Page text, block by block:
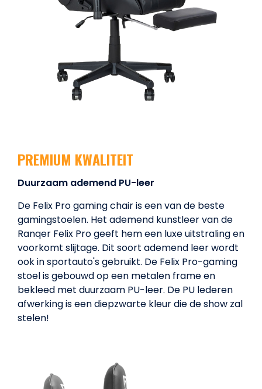
PREMIUM KWALITEIT
Duurzaam ademend PU-leer
De Felix Pro gaming chair is een van de beste
gamingstoelen. Het ademend kunstleer van de
Ranqer Felix Pro geeft hem een ​​luxe uitstraling en
voorkomt slijtage. Dit soort ademend leer wordt
ook in sportauto's gebruikt. De Felix Pro-gaming
stoel is gebouwd op een metalen frame en
bekleed met duurzaam PU-leer. De PU lederen
afwerking is een diepzwarte kleur die de show zal
stelen!